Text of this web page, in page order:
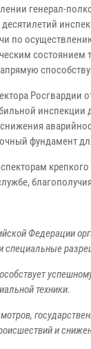
генерал-
десятилетий
по
Росгвардии
инспекции
фундамент
Федерации
техники.
и